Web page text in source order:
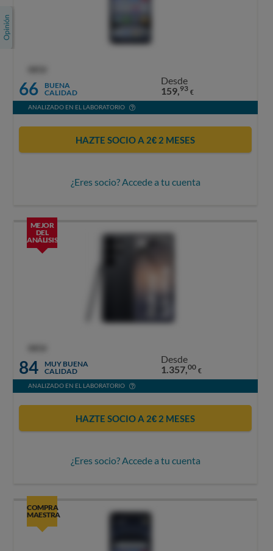
66
BUENA
CALIDAD
Desde
159,93 €
ANALIZADO EN EL LABORATORIO
HAZTE SOCIO A 2€ 2 MESES
¿Eres socio? Accede a tu cuenta
MEJOR
DEL
ANÁLISIS
84
MUY BUENA
CALIDAD
Desde
1.357,00 €
ANALIZADO EN EL LABORATORIO
HAZTE SOCIO A 2€ 2 MESES
¿Eres socio? Accede a tu cuenta
COMPRA
MAESTRA